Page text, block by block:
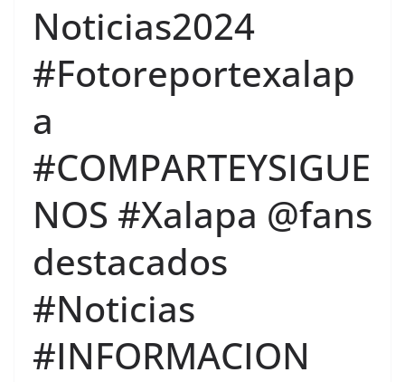
Noticias2024
#Fotoreportexalap
a
#COMPARTEYSIGUE
NOS #Xalapa @fans
destacados
#Noticias
#INFORMACION